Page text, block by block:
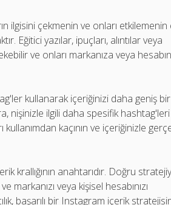
ilgisini çekmenin ve onları etkilemenin
Eğitici yazılar, ipuçları, alıntılar veya
ve onları markanıza veya
kullanarak içeriğinizi daha geniş
nişinizle ilgili daha spesifik
kaçının ve içeriğinizle
krallığının anahtarıdır. Doğru
markanızı veya kişisel hesabınızı
başarılı bir Instagram içerik